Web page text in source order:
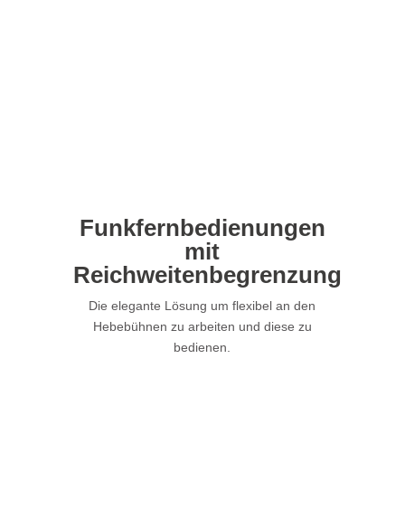
Funkfernbedienungen
mit
Reichweitenbegrenzung
Die elegante Lösung um flexibel an den
Hebebühnen zu arbeiten und diese zu
bedienen.